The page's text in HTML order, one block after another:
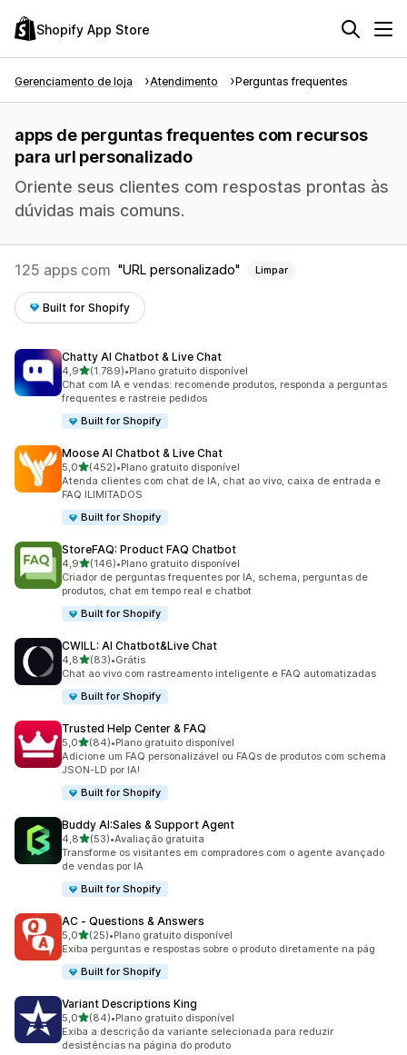
Shopify App Store
Gerenciamento de loja Atendimento Perguntas frequentes
apps de perguntas frequentes com recursos
para url personalizado
Oriente seus clientes com respostas prontas às
dúvidas mais comuns.
125 apps com URL personalizado Limpar
Built for Shopify
Chatty AI Chatbot & Live Chat
4,9de 5 estrelas
(1.789)
1789 avaliações ao todo
•Plano gratuito disponível
Chat com IA e vendas: recomende produtos, responda a perguntas
frequentes e rastreie pedidos
Built for Shopify
Moose AI Chatbot & Live Chat
5,0de 5 estrelas
(452)
452 avaliações ao todo
•Plano gratuito disponível
Atenda clientes com chat de IA, chat ao vivo, caixa de entrada e
FAQ ILIMITADOS
Built for Shopify
StoreFAQ: Product FAQ Chatbot
4,9de 5 estrelas
(146)
146 avaliações ao todo
•Plano gratuito disponível
Criador de perguntas frequentes por IA, schema, perguntas de
produtos, chat em tempo real e chatbot
Built for Shopify
CWILL: AI Chatbot&Live Chat
4,8de 5 estrelas
(83)
83 avaliações ao todo
•Grátis
Chat ao vivo com rastreamento inteligente e FAQ automatizadas
Built for Shopify
Trusted Help Center & FAQ
5,0de 5 estrelas
(84)
84 avaliações ao todo
•Plano gratuito disponível
Adicione um FAQ personalizável ou FAQs de produtos com schema
JSON-LD por IA!
Built for Shopify
Buddy AI:Sales & Support Agent
4,8de 5 estrelas
(53)
53 avaliações ao todo
•Avaliação gratuita
Transforme os visitantes em compradores com o agente avançado
de vendas por IA
Built for Shopify
AC ‑ Questions & Answers
5,0de 5 estrelas
(25)
25 avaliações ao todo
•Plano gratuito disponível
Exiba perguntas e respostas sobre o produto diretamente na pág
Built for Shopify
Variant Descriptions King
5,0de 5 estrelas
(84)
84 avaliações ao todo
•Plano gratuito disponível
Exiba a descrição da variante selecionada para reduzir
desistências na página do produto